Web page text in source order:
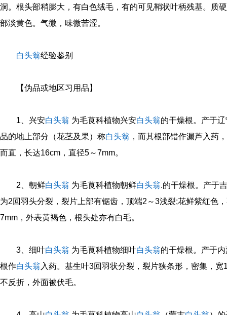
洞。根头部稍膨大，有白色绒毛，有的可见鞘状叶柄残基。质
部淡黄色。气微，味微苦涩。
白头翁经验鉴别
【伪品或地区习用品】
1、兴安白头翁 为毛茛科植物兴安白头翁的干燥根。产于
品的地上部分（花茎及果）称白头翁 ，而其根部错作漏芦入药
而直，长达16cm，直径5～7mm。
2、朝鲜白头翁 为毛茛科植物朝鲜白头翁.的干燥根。产于
为2回羽头分裂，裂片上部有锯齿，顶端2～3浅裂;花鲜紫红色
7mm，外表黄褐色，根头处亦有白毛。
3、细叶白头翁 为毛茛科植物细叶白头翁的干燥根。产于
根作白头翁 入药。基生叶3回羽状分裂，裂片狭条形，密集，
不反折，外面被伏毛。